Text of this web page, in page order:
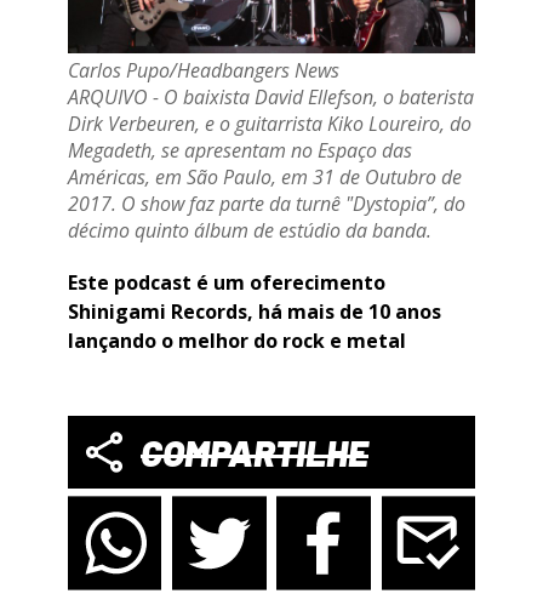
Carlos Pupo/Headbangers News
ARQUIVO - O baixista David Ellefson, o baterista
Dirk Verbeuren, e o guitarrista Kiko Loureiro, do
Megadeth, se apresentam no Espaço das
Américas, em São Paulo, em 31 de Outubro de
2017. O show faz parte da turnê "Dystopia”, do
décimo quinto álbum de estúdio da banda.
Este podcast é um oferecimento
Shinigami Records, há mais de 10 anos
lançando o melhor do rock e metal
COMPARTILHE